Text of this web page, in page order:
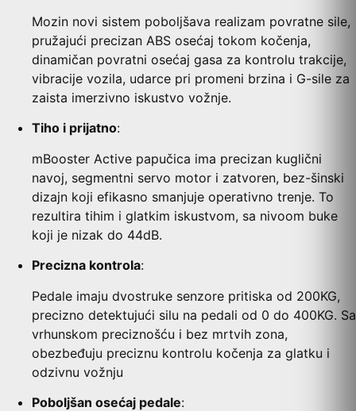
Mozin novi sistem poboljšava realizam povratne sile,
pružajući precizan ABS osećaj tokom kočenja,
dinamičan povratni osećaj gasa za kontrolu trakcije,
vibracije vozila, udarce pri promeni brzina i G-sile za
zaista imerzivno iskustvo vožnje.
Tiho i prijatno:
mBooster Active papučica ima precizan kuglični
navoj, segmentni servo motor i zatvoren, bez-šinski
dizajn koji efikasno smanjuje operativno trenje. To
rezultira tihim i glatkim iskustvom, sa nivoom buke
koji je nizak do 44dB.
Precizna kontrola:
Pedale imaju dvostruke senzore pritiska od 200KG,
precizno detektujući silu na pedali od 0 do 400KG. Sa
vrhunskom preciznošću i bez mrtvih zona,
obezbeđuju preciznu kontrolu kočenja za glatku i
odzivnu vožnju
Poboljšan osećaj pedale: